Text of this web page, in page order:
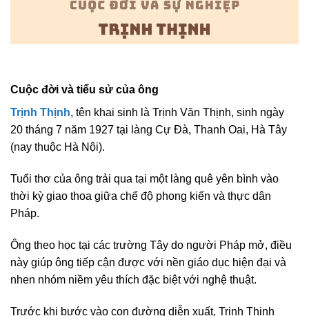
Cuộc đời và tiểu sử của ông
Trịnh Thịnh, tên khai sinh là Trịnh Văn Thịnh, sinh ngày
20 tháng 7 năm 1927 tại làng Cự Đà, Thanh Oai, Hà Tây
(nay thuộc Hà Nội).
Tuổi thơ của ông trải qua tại một làng quê yên bình vào
thời kỳ giao thoa giữa chế độ phong kiến và thực dân
Pháp.
Ông theo học tại các trường Tây do người Pháp mở, điều
này giúp ông tiếp cận được với nền giáo dục hiện đại và
nhen nhóm niềm yêu thích đặc biệt với nghệ thuật.
Trước khi bước vào con đường diễn xuất, Trịnh Thịnh